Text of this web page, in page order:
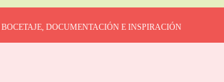
| BOCETAJE, DOCUMENTACIÓN E INSPIRACIÓN